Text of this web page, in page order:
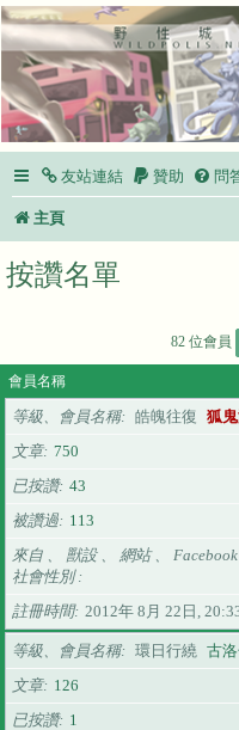
友站連結 贊助 問
主頁
按讚名單
82 位會員
會員名稱
等級、會員名稱 皓魄往復 狐
文章 750
已按讚 43
被讚過
113
來自 、 獸設 、 網站 、 Facebook
社會性別
註冊時間
2012年 8月 22日,
等級、會員名稱 環日行繞 古
文章
126
已按讚
1